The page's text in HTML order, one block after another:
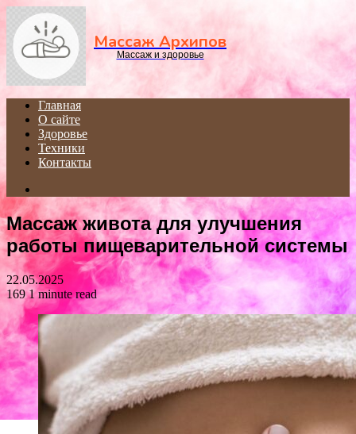
Массаж Архипов
Массаж и здоровье
Главная
О сайте
Здоровье
Техники
Контакты
for
Массаж живота для улучшения
работы пищеварительной системы
22.05.2025
1691 minute read